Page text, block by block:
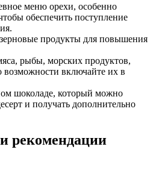
меню орехи, особенно
обеспечить поступление
продукты для повышения
рыбы, морских продуктов,
возможности включайте их в
шоколаде, который можно
и получать дополнительно
рекомендации